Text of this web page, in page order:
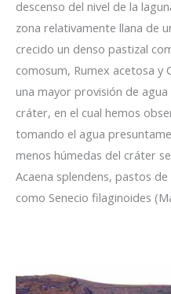
descenso del nivel de la
zona relativamente llana de
crecido un denso pastizal
comosum, Rumex acetosa y
una mayor provisión de
cráter, en el cual hemos
tomando el agua
menos húmedas del cráter
Acaena splendens, pastos
como Senecio filaginoides